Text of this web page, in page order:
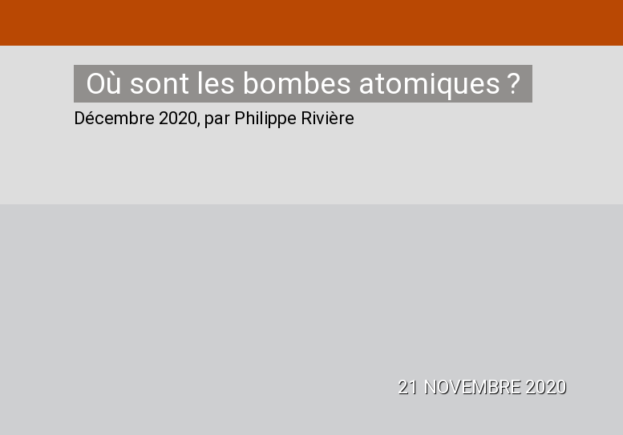
Où sont les bombes atomiques ?
Décembre 2020, par Philippe Rivière
21 NOVEMBRE 2020